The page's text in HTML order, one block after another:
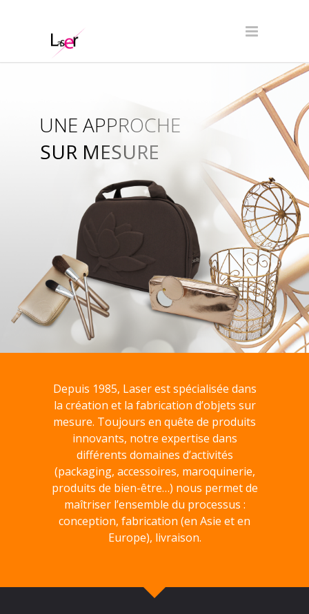
SUR MESURE
UNE APPROCHE
Depuis 1985, Laser est spécialisée dans
la création et la fabrication d’objets sur
mesure. Toujours en quête de produits
innovants, notre expertise dans
différents domaines d’activités
(packaging, accessoires, maroquinerie,
produits de bien-être…) nous permet de
maîtriser l’ensemble du processus :
conception, fabrication (en Asie et en
Europe), livraison.